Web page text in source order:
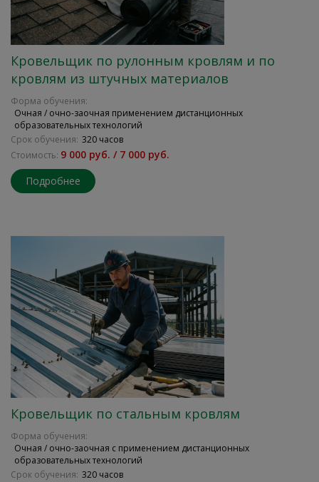
Кровельщик по рулонным кровлям и по
кровлям из штучных материалов
Форма обучения:
Очная / очно-заочная применением дистанционных
образовательных технологий
Срок обучения: 320 часов
Стоимость: 9 000 руб. / 7 000 руб.
Подробнее
Кровельщик по стальным кровлям
Форма обучения:
Очная / очно-заочная с применением дистанционных
образовательных технологий
Срок обучения: 320 часов